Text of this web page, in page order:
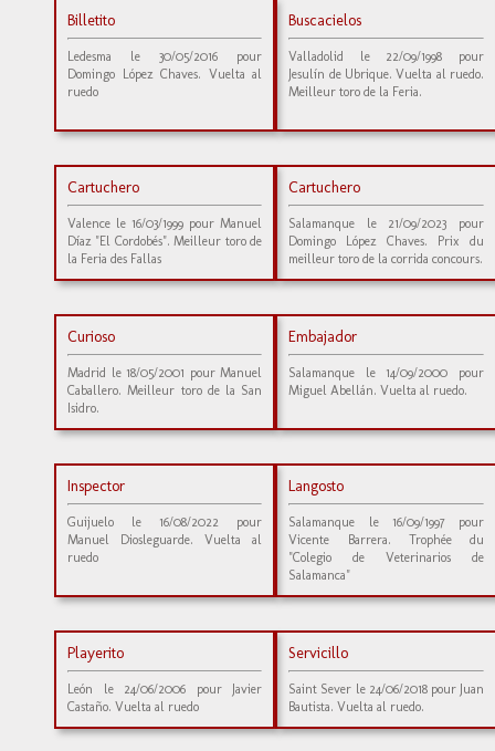
Billetito
Ledesma le 30/05/2016 pour
Domingo López Chaves. Vuelta al
ruedo
Buscacielos
Valladolid le 22/09/1998 pour
Jesulín de Ubrique. Vuelta al ruedo.
Meilleur toro de la Feria.
Cartuchero
Valence le 16/03/1999 pour Manuel
Díaz "El Cordobés". Meilleur toro de
la Feria des Fallas
Cartuchero
Salamanque le 21/09/2023 pour
Domingo López Chaves. Prix du
meilleur toro de la corrida concours.
Curioso
Madrid le 18/05/2001 pour Manuel
Caballero. Meilleur toro de la San
Isidro.
Embajador
Salamanque le 14/09/2000 pour
Miguel Abellán. Vuelta al ruedo.
Inspector
Guijuelo le 16/08/2022 pour
Manuel Diosleguarde. Vuelta al
ruedo
Langosto
Salamanque le 16/09/1997 pour
Vicente Barrera. Trophée du
"Colegio de Veterinarios de
Salamanca"
Playerito
León le 24/06/2006 pour Javier
Castaño. Vuelta al ruedo
Servicillo
Saint Sever le 24/06/2018 pour Juan
Bautista. Vuelta al ruedo.